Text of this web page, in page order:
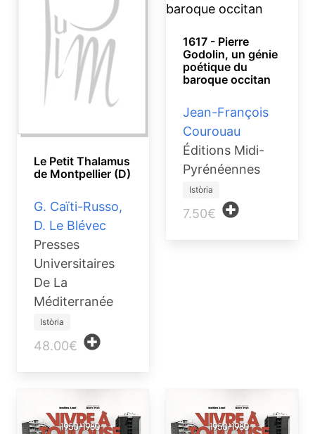
Le Petit Thalamus
de Montpellier (D)
G. Caïti-Russo,
D. Le Blévec
Presses
Universitaires
De La
Méditerranée
Istòria
48.00€
1617 - Pierre
Godolin, un génie
poétique du
baroque occitan
Jean-François
Courouau
Éditions Midi-
Pyrénéennes
Istòria
7.50€